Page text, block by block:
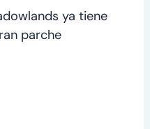
ya tiene
parche